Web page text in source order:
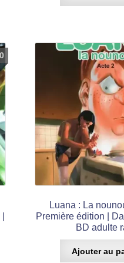
Luana : La
Première édition |
BD adulte
Ajouter au